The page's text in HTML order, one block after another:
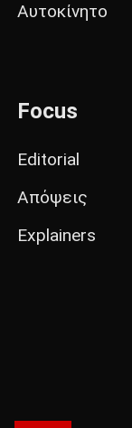
Αυτοκίνητο
Focus
Editorial
Απόψεις
Explainers